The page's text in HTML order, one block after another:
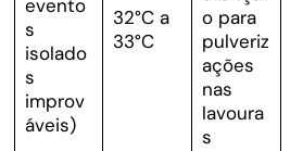
evento
s
isolado
s
improv
áveis)
32°C a
33°C
o para
pulveriz
ações
nas
lavoura
s